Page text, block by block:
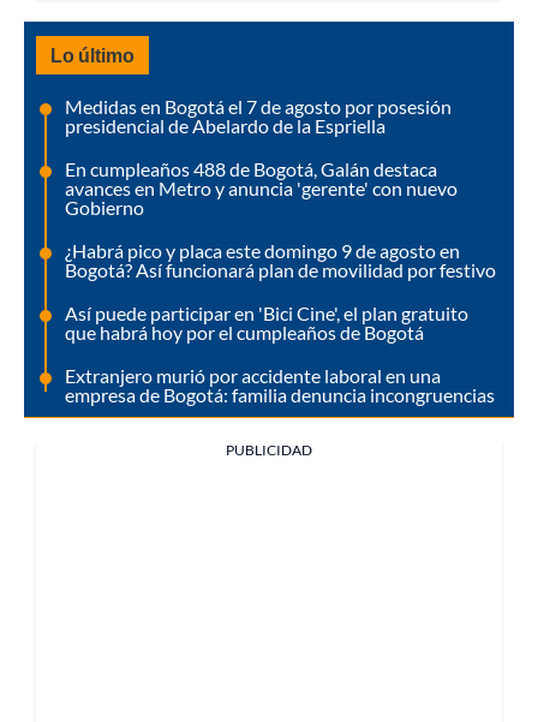
Lo último
Medidas en Bogotá el 7 de agosto por posesión
presidencial de Abelardo de la Espriella
En cumpleaños 488 de Bogotá, Galán destaca
avances en Metro y anuncia 'gerente' con nuevo
Gobierno
¿Habrá pico y placa este domingo 9 de agosto en
Bogotá? Así funcionará plan de movilidad por festivo
Así puede participar en 'Bici Cine', el plan gratuito
que habrá hoy por el cumpleaños de Bogotá
Extranjero murió por accidente laboral en una
empresa de Bogotá: familia denuncia incongruencias
PUBLICIDAD